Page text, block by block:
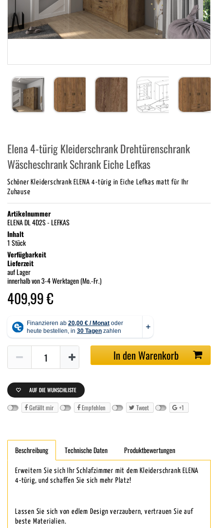
Elena 4-türig Kleiderschrank Drehtürenschrank
Wäscheschrank Schrank Eiche Lefkas
Schöner Kleiderschrank ELENA 4-türig in Eiche Lefkas matt für Ihr
Zuhause
Artikelnummer
ELENA DL 4D2S - LEFKAS
Inhalt
1 Stück
Verfügbarkeit
Lieferzeit
auf Lager
innerhalb von 3-4 Werktagen (Mo.-Fr.)
409,99 €
In den Warenkorb
AUF DIE WUNSCHLISTE
Gefällt mir Empfehlen Tweet +1
Beschreibung Technische Daten Produktbewertungen
Erweitern Sie sich Ihr Schlafzimmer mit dem Kleiderschrank ELENA
4-türig, und schaffen Sie sich mehr Platz!
Lassen Sie sich von edlem Design verzaubern, vertrauen Sie auf
beste Materialien.